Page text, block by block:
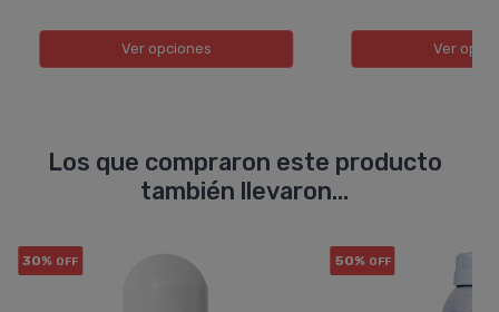
Ver opciones Ver
Los que compraron este producto
también llevaron...
30% OFF 50% OFF